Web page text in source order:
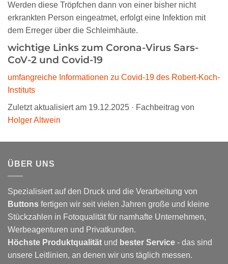
Werden diese Tröpfchen dann von einer bisher nicht
erkrankten Person eingeatmet, erfolgt eine Infektion mit
dem Erreger über die Schleimhäute.
wichtige Links zum Corona-Virus Sars-
CoV-2 und Covid-19
umfangreiche Informationen zu Covid-19 des Robert-Koch-
Instituts
Zuletzt aktualisiert am 19.12.2025 · Fachbeitrag von
Holger Altwein
ÜBER UNS
Spezialisiert auf den Druck und die Verarbeitung von
Buttons fertigen wir seit vielen Jahren große und kleine
Stückzahlen in Fotoqualität für namhafte Unternehmen,
Werbeagenturen und Privatkunden.
Höchste Produktqualität und bester Service - das sind
unsere Leitlinien, an denen wir uns täglich messen.